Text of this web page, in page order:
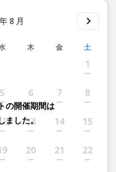
8 月
木 金 土
1
5 6 7 8
13 14 15
20 21 22
の開催期間は
ました。